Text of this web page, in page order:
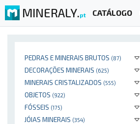
MINERALY.pt CATÁLOGO
PEDRAS E MINERAIS BRUTOS (87)
DECORAÇÕES MINERAIS (625)
MINERAIS CRISTALIZADOS (555)
OBJETOS (922)
FÓSSEIS (175)
JÓIAS MINERAIS (354)